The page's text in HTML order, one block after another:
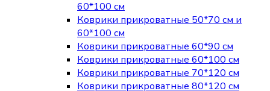
60*100 см
Коврики прикроватные 50*70 см и
60*100 см
Коврики прикроватные 60*90 см
Коврики прикроватные 60*100 см
Коврики прикроватные 70*120 см
Коврики прикроватные 80*120 см